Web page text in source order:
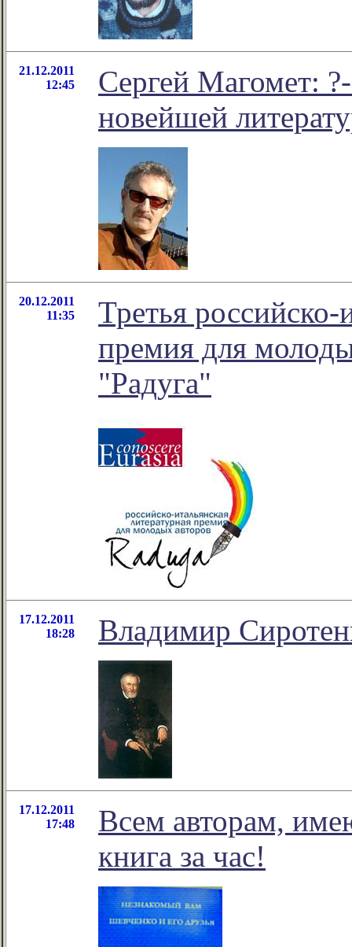
21.12.2011
12:45
Сергей Магомет:
новейшей
20.12.2011
11:35
Третья российско-
премия для
"Радуга"
17.12.2011
18:28
Владимир
17.12.2011
17:48
Всем авторам,
книга за час!